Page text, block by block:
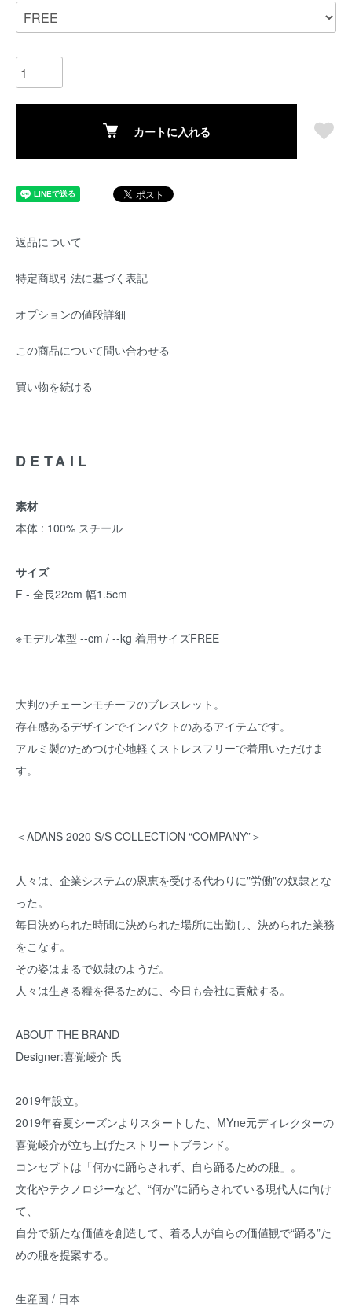
カートに入れる
返品について
特定商取引法に基づく表記
オプションの値段詳細
この商品について問い合わせる
買い物を続ける
DETAIL
素材
本体 : 100% スチール
サイズ
F - 全長22cm 幅1.5cm
※モデル体型 --cm / --kg 着用サイズFREE
大判のチェーンモチーフのブレスレット。
存在感あるデザインでインパクトのあるアイテムです。
アルミ製のためつけ心地軽くストレスフリーで着用いただけま
す。
＜ADANS 2020 S/S COLLECTION “COMPANY”＞
人々は、企業システムの恩恵を受ける代わりに"労働"の奴隷とな
った。
毎日決められた時間に決められた場所に出勤し、決められた業務
をこなす。
その姿はまるで奴隷のようだ。
人々は生きる糧を得るために、今日も会社に貢献する。
ABOUT THE BRAND
Designer:喜覚崚介 氏
2019年設立。
2019年春夏シーズンよりスタートした、MYne元ディレクターの
喜覚崚介が立ち上げたストリートブランド。
コンセプトは「何かに踊らされず、自ら踊るための服」。
文化やテクノロジーなど、“何か”に踊らされている現代人に向け
て、
自分で新たな価値を創造して、着る人が自らの価値観で“踊る”た
めの服を提案する。
生産国 / 日本